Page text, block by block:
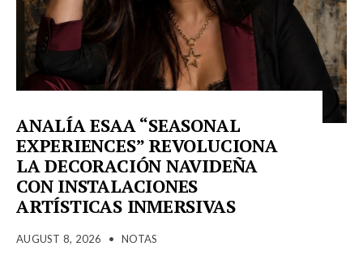
ANALÍA ESAA “SEASONAL
EXPERIENCES” REVOLUCIONA
LA DECORACIÓN NAVIDEÑA
CON INSTALACIONES
ARTÍSTICAS INMERSIVAS
AUGUST 8, 2026 • NOTAS